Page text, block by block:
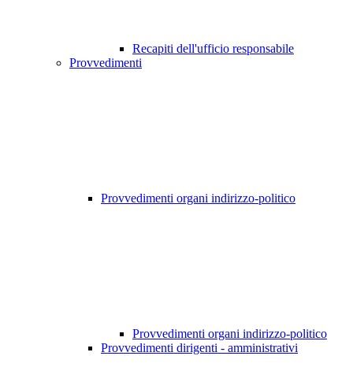
Recapiti dell'ufficio responsabile
Provvedimenti
Provvedimenti organi indirizzo-politico
Provvedimenti organi indirizzo-politico
Provvedimenti dirigenti - amministrativi